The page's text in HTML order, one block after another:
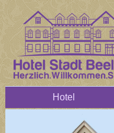
Hotel